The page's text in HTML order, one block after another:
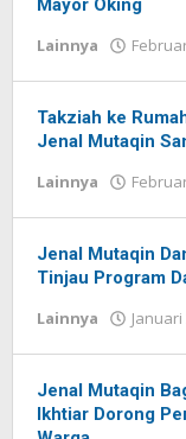
Mayor Oking
Lainnya
Takziah ke
Jenal Mutaqin
Lainnya
Jenal Mutaqin
Tinjau Program
Lainnya
Januari
Jenal Mutaqin
Ikhtiar Dorong